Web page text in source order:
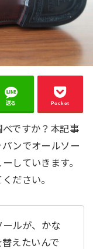
送る Pocket
ですか？本記事
ンでオールソー
していきます。
ださい。
ールが、かな
えたいんで